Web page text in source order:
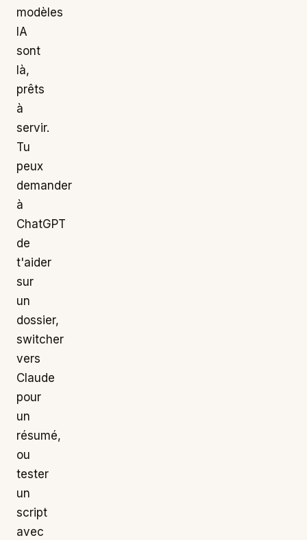
modèles
IA
sont
là,
prêts
à
servir.
Tu
peux
demander
à
ChatGPT
de
t'aider
sur
un
dossier,
switcher
vers
Claude
pour
un
résumé,
ou
tester
un
script
avec